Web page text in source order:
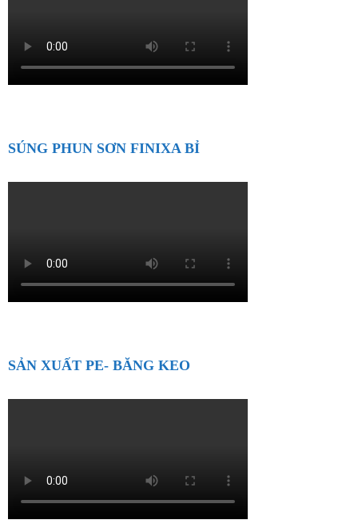
SÚNG PHUN SƠN FINIXA BỈ
SẢN XUẤT PE- BĂNG KEO